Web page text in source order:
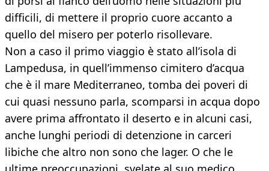
difficili, di mettere il proprio cuore accanto a
quello del misero per poterlo risollevare.
Non a caso il primo viaggio è stato all’isola di
Lampedusa, in quell’immenso cimitero d’acqua
che è il mare Mediterraneo, tomba dei poveri di
cui quasi nessuno parla, scomparsi in acqua dopo
avere prima affrontato il deserto e in alcuni casi,
anche lunghi periodi di detenzione in carceri
libiche che altro non sono che lager. O che le